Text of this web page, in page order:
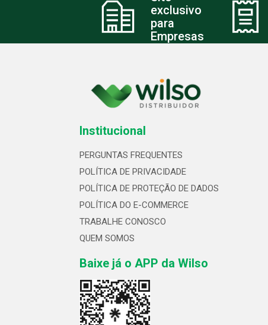
exclusivo
para
Empresas
Institucional
PERGUNTAS FREQUENTES
POLÍTICA DE PRIVACIDADE
POLÍTICA DE PROTEÇÃO DE DADOS
POLÍTICA DO E-COMMERCE
TRABALHE CONOSCO
QUEM SOMOS
Baixe já o APP da Wilso